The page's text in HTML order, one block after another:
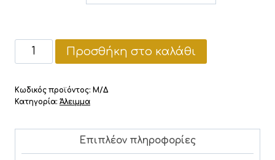
ΑΛΕΙΜΜΑ
ΜΕΛΙΟΥ
ΦΟΥΝΤΟΥΚΙ
ΚΑΚΑΟ
Προσθήκη στο καλάθι
Κωδικός προϊόντος: Μ/Δ
Κατηγορία: Άλειμμα
Επιπλέον πληροφορίες